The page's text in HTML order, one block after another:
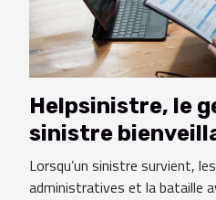
Helpsinistre, le
sinistre
Lorsqu’un sinistre survient,
administratives et la bataille